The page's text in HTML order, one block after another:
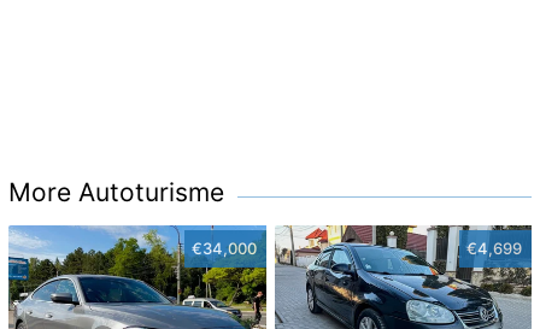
More Autoturisme
€34,000 €4,699